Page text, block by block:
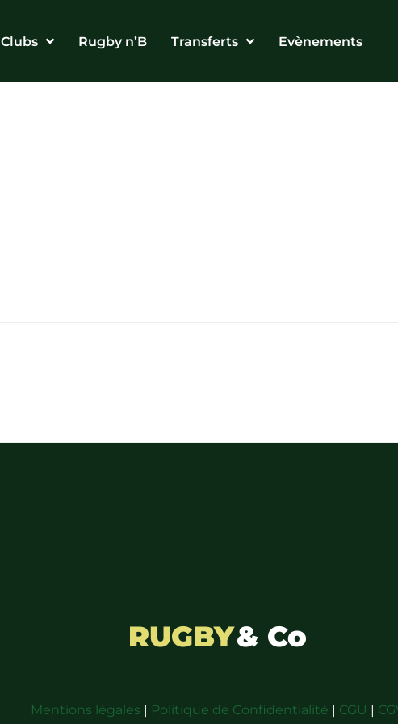
Clubs Rugby n’B Transferts Evènements
RUGBY& Co
Mentions légales | Politique de Confidentialité | CGU |